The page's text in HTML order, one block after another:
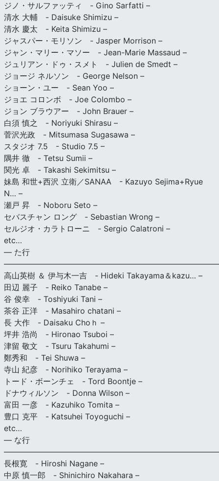
ジノ・サルファッティ - Gino Sarfatti –
清水 大輔 - Daisuke Shimizu –
清水 慶太 - Keita Shimizu –
ジャスパー・モリソン - Jasper Morrison –
ジャン・マリー・マソー - Jean-Marie Massaud –
ジュリアン・ドゥ・スメト - Julien de Smedt –
ジョージ ネルソン - George Nelson –
ショーン・ユー - Sean Yoo –
ジョエ コロンボ - Joe Colombo –
ジョン ブラウアー - John Brauer –
白須 慎之 - Noriyuki Shirasu –
菅沢光政 - Mitsumasa Sugasawa –
スタジオ 7.5 - Studio 7.5 –
隅井 徹 - Tetsu Sumii –
関光 卓 - Takashi Sekimitsu –
妹島 和世+西沢 立衛／SANAA - Kazuyo Sejima+Ryue
N… –
瀬戸 昇 - Noboru Seto –
セバスチャン ロング - Sebastian Wrong –
セルジオ・カラトローニ - Sergio Calatroni –
etc…
— た行
高山英樹 ＆ 伊与木一吉 - Hideki Takayama＆kazu… –
田辺 麗子 - Reiko Tanabe –
谷 俊幸 - Toshiyuki Tani –
茶谷 正洋 - Masahiro chatani –
長 大作 - Daisaku Choｈ –
坪井 浩尚 - Hironao Tsuboi –
津留 敬文 - Tsuru Takahumi –
鄭秀和 - Tei Shuwa –
寺山 紀彦 - Norihiko Terayama –
トード・ボーンチェ - Tord Boontje –
ドナウィルソン - Donna Wilson –
富田 一彦 - Kazuhiko Tomita –
豊口 克平 - Katsuhei Toyoguchi –
etc…
— な行
長根寛 - Hiroshi Nagane –
中原 慎一郎 - Shinichiro Nakahara –